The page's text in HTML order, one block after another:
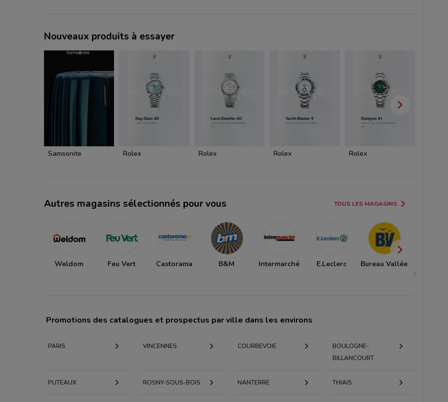
Nouveaux produits à essayer
Samsonite Rolex Rolex Rolex Rolex
Autres magasins sélectionnés pour vous TOUS LES MAGASINS
Weldom Feu Vert Castorama B&M Intermarché E.Leclerc Bureau Vallée
Promotions des catalogues et prospectus par ville dans les environs
PARIS VINCENNES COURBEVOIE
BOULOGNE-
BILLANCOURT
PUTEAUX ROSNY-SOUS-BOIS NANTERRE THIAIS